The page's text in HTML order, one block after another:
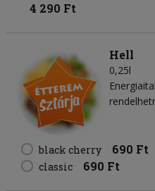
4 290 Ft
Hell
0,25l
black cherry 690 Ft
classic 690 Ft